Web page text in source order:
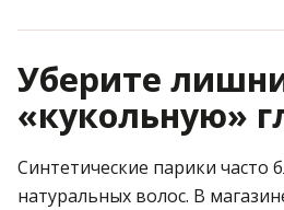
Уберите
«кукольную»
Синтетические парики часто
натуральных волос. В